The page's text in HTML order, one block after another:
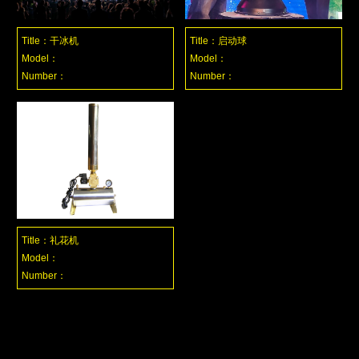
Title：干冰机
Model：
Number：
Title：启动球
Model：
Number：
Title：礼花机
Model：
Number：